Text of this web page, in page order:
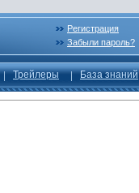
Регистрация
Забыли пароль?
Трейлеры База знаний